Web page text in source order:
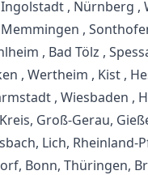
, Nürnberg ,
,
, Bad Tölz ,
, Wertheim , Kist ,
, Wiesbaden ,
Groß-Gerau,
Lich, Rheinland-
Bonn, Thüringen,